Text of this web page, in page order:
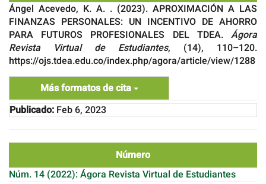
Ángel Acevedo, K. A. . (2023). APROXIMACIÓN A LAS
FINANZAS PERSONALES: UN INCENTIVO DE AHORRO
PARA FUTUROS PROFESIONALES DEL TDEA. Ágora
Revista Virtual de Estudiantes, (14), 110–120.
https://ojs.tdea.edu.co/index.php/agora/article/view/1288
Más formatos de cita
Publicado: Feb 6, 2023
Número
Núm. 14 (2022): Ágora Revista Virtual de Estudiantes